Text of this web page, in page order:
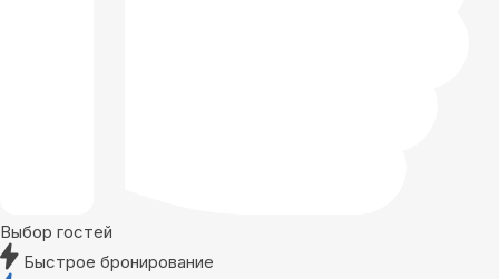
Выбор гостей
Быстрое бронирование